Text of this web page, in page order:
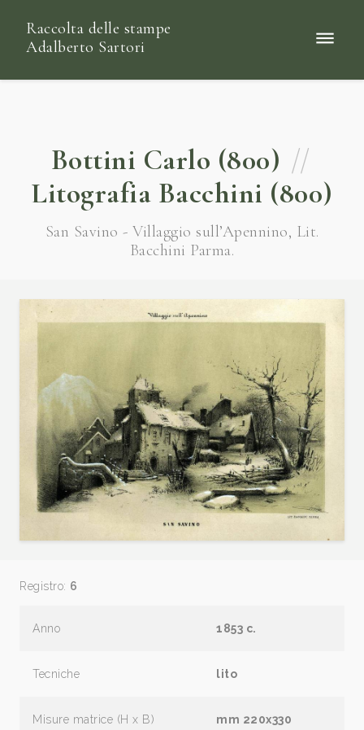
Raccolta delle stampe
Adalberto Sartori
Bottini Carlo (800) //
Litografia Bacchini (800)
San Savino - Villaggio sull’Apennino, Lit.
Bacchini Parma.
Registro: 6
Anno 1853 c.
Tecniche lito
Misure matrice (H x B) mm 220x330